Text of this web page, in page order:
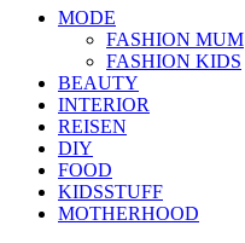
MODE
FASHION MUM
FASHION KIDS
BEAUTY
INTERIOR
REISEN
DIY
FOOD
KIDSSTUFF
MOTHERHOOD